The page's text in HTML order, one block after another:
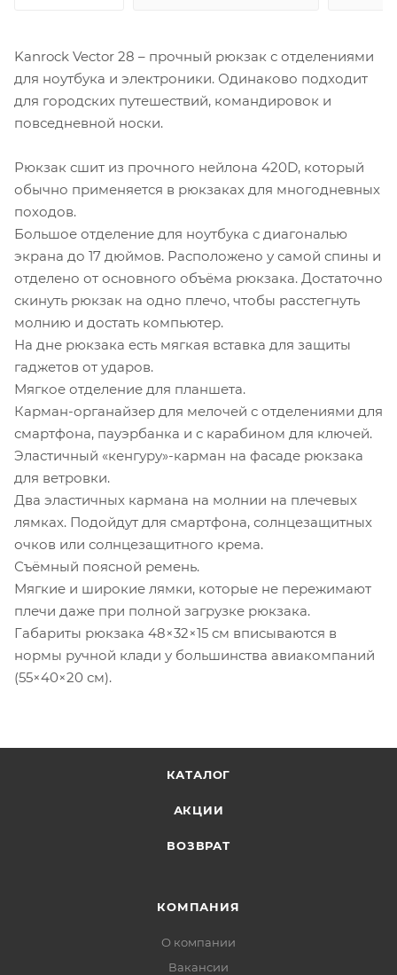
Kanrock Vector 28 – прочный рюкзак с отделениями
для ноутбука и электроники. Одинаково подходит
для городских путешествий, командировок и
повседневной носки.
Рюкзак сшит из прочного нейлона 420D, который
обычно применяется в рюкзаках для многодневных
походов.
Большое отделение для ноутбука с диагональю
экрана до 17 дюймов. Расположено у самой спины и
отделено от основного объёма рюкзака. Достаточно
скинуть рюкзак на одно плечо, чтобы расстегнуть
молнию и достать компьютер.
На дне рюкзака есть мягкая вставка для защиты
гаджетов от ударов.
Мягкое отделение для планшета.
Карман-органайзер для мелочей с отделениями для
смартфона, пауэрбанка и с карабином для ключей.
Эластичный «кенгуру»-карман на фасаде рюкзака
для ветровки.
Два эластичных кармана на молнии на плечевых
лямках. Подойдут для смартфона, солнцезащитных
очков или солнцезащитного крема.
Съёмный поясной ремень.
Мягкие и широкие лямки, которые не пережимают
плечи даже при полной загрузке рюкзака.
Габариты рюкзака 48×32×15 см вписываются в
нормы ручной клади у большинства авиакомпаний
(55×40×20 см).
КАТАЛОГ
АКЦИИ
ВОЗВРАТ
КОМПАНИЯ
О компании
Вакансии